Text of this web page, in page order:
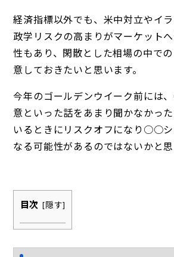
経済指標以外でも、米中対立やイ
政学リスクの高まりがマーケット
性もあり、閑散とした相場の中で
意しておきたいと思います。
今年のゴールデンウイーク前には
意といった話をあまり聞かなかっ
いるときにリスクオフになり○○
なる可能性があるのではないかと思
目次 [隠す]